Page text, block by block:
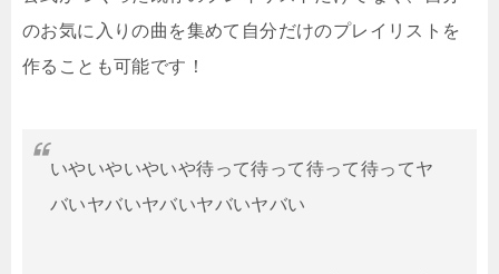
のお気に入りの曲を集めて自分だけのプレイリストを
作ることも可能です！
いやいやいやいや待って待って待って待ってヤ
バいヤバいヤバいヤバいヤバい